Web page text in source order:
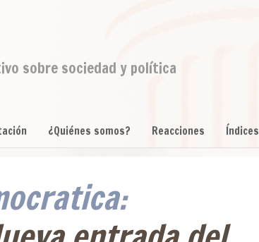
sobre sociedad y política
¿Quiénes somos? Reacciones Índices